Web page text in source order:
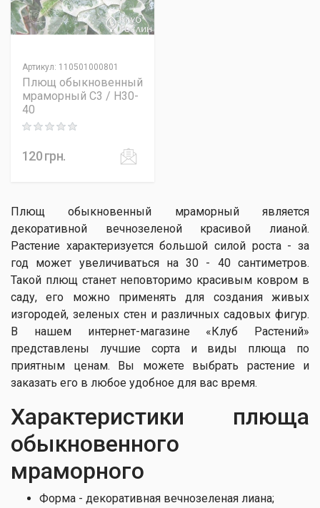
Артикул: 110501000801
Плющ обыкновенный
мраморный C3 / H30-
40
Rating: 0 out of 5
120грн.
Плющ обыкновенный мраморный является
декоративной вечнозеленой красивой лианой.
Растение характеризуется большой силой роста - за
год может увеличиваться на 30 - 40 сантиметров.
Такой плющ станет неповторимо красивым ковром в
саду, его можно применять для создания живых
изгородей, зеленых стен и различных садовых фигур.
В нашем интернет-магазине «Клуб Растений»
представлены лучшие сорта и виды плюща по
приятным ценам. Вы можете выбрать растение и
заказать его в любое удобное для вас время.
Характеристики плюща
обыкновенного
мраморного
Форма - декоративная вечнозеленая лиана;